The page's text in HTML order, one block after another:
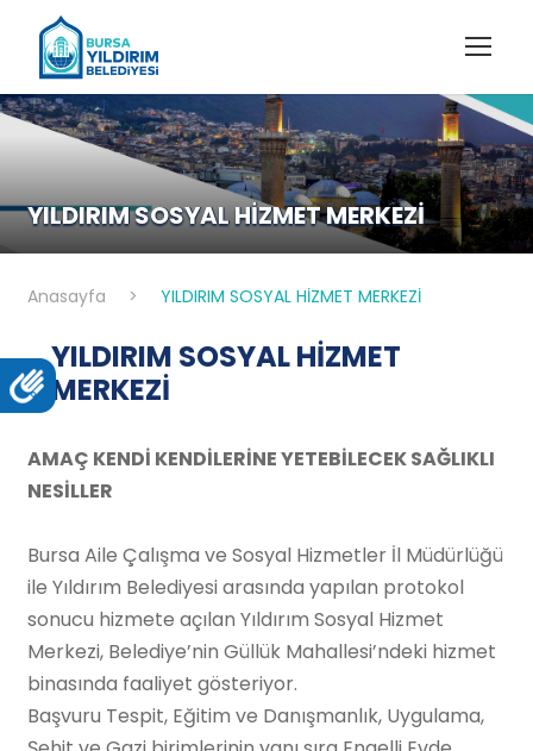
YILDIRIM SOSYAL HİZMET MERKEZİ
Anasayfa > YILDIRIM SOSYAL HİZMET MERKEZİ
YILDIRIM SOSYAL HİZMET
MERKEZİ
AMAÇ KENDİ KENDİLERİNE YETEBİLECEK SAĞLIKLI
NESİLLER
Bursa Aile Çalışma ve Sosyal Hizmetler İl Müdürlüğü
ile Yıldırım Belediyesi arasında yapılan protokol
sonucu hizmete açılan Yıldırım Sosyal Hizmet
Merkezi, Belediye’nin Güllük Mahallesi’ndeki hizmet
binasında faaliyet gösteriyor.
Başvuru Tespit, Eğitim ve Danışmanlık, Uygulama,